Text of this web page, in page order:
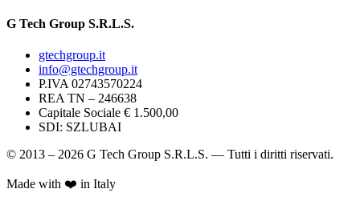
G Tech Group S.R.L.S.
gtechgroup.it
info@gtechgroup.it
P.IVA 02743570224
REA TN – 246638
Capitale Sociale € 1.500,00
SDI: SZLUBAI
© 2013 – 2026 G Tech Group S.R.L.S. — Tutti i diritti riservati.
Made with ❤️ in Italy